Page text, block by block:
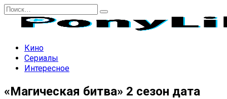
Перейти
содержанию
Search
Кино
Сериалы
Интересное
«Магическая битва» 2 сезон дата